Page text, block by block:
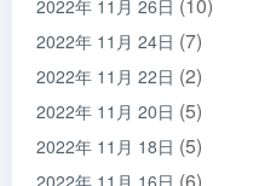
2022年 11月 26日
2022年 11月 24日 (7)
2022年 11月 22日 (2)
2022年 11月 20日 (5)
2022年 11月 18日 (5)
2022年 11月 16日 (6)